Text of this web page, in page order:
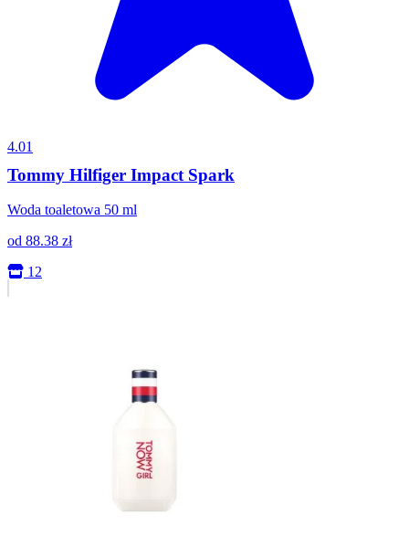
4.01
Tommy Hilfiger Impact Spark
Woda toaletowa 50 ml
od 88.38 zł
12